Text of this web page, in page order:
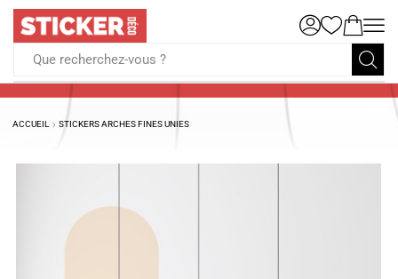
Que recherchez-vous ?
ACCUEIL STICKERS ARCHES FINES UNIES